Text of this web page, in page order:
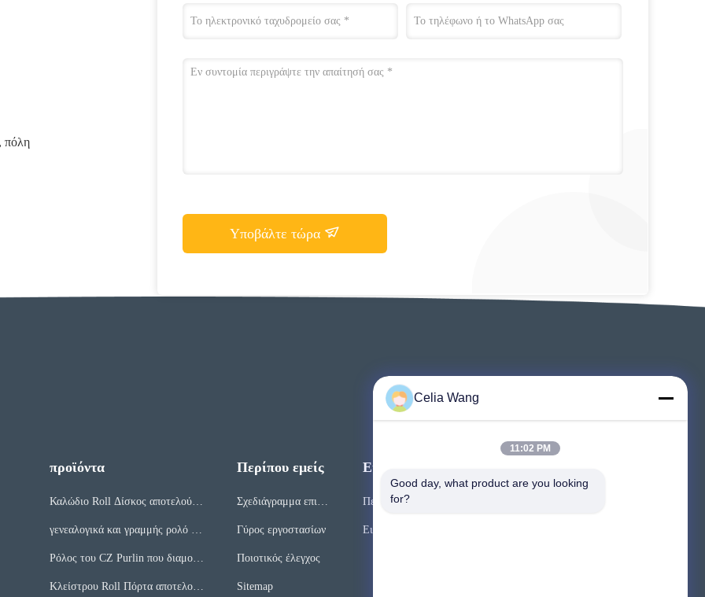
πόλη
Υποβάλτε τώρα
προϊόντα
Καλώδιο Roll Δίσκος αποτελούν
γενεαλογικά και γραμμής ρολό πο
Ρόλος του CZ Purlin που διαμορφ
Κλείστρου Roll Πόρτα αποτελούν
Περίπου εμείς
Σχεδιάγραμμα επιχεί
Γύρος εργοστασίων
Ποιοτικός έλεγχος
Sitemap
Εκδηλώσεις
Περιπτώσεις
Ειδήσεις
Αίτημα Ένα
Celia Wang
11:02 PM
Good day, what product are you looking
for?